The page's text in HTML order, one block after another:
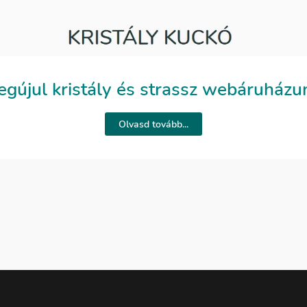
kristály és strassz
Olvasd tovább...